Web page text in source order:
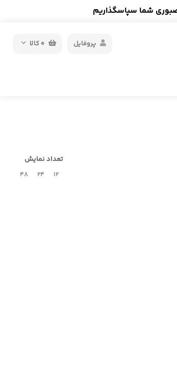
شما سپاسگذاریم
0کالا پروفایل
تعداد نمایش
12
24
48